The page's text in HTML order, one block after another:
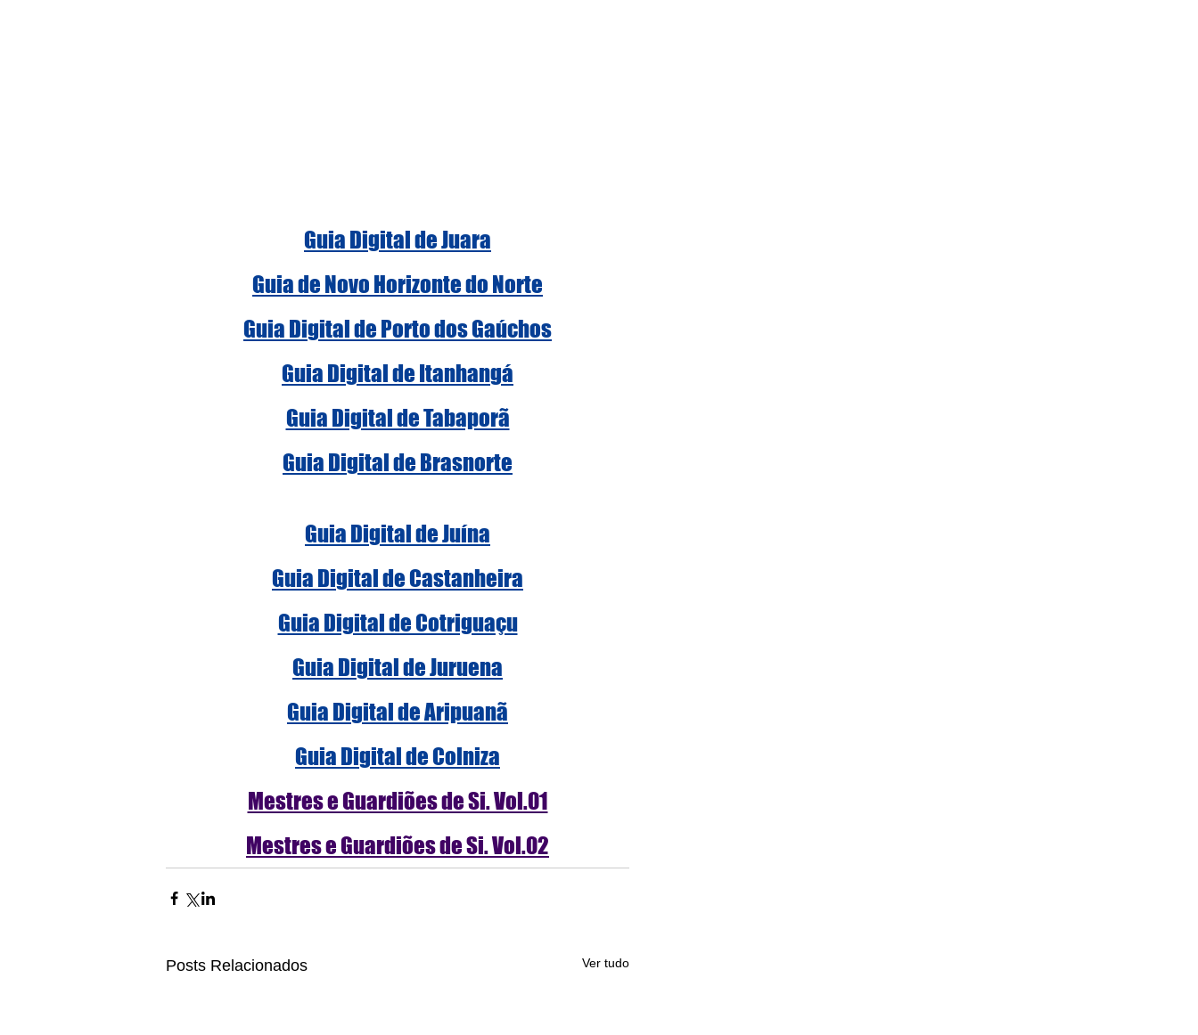
Guia Digital de Juara
Guia de Novo Horizonte do Norte
Guia Digital de Porto dos Gaúchos
Guia Digital de Itanhangá
Guia Digital de Tabaporã
Guia Digital de Brasnorte
Guia Digital de Juína
Guia Digital de Castanheira
Guia Digital de Cotriguaçu
Guia Digital de Juruena
Guia Digital de Aripuanã
Guia Digital de Colniza
Mestres e Guardiões de Si. Vol.01
Mestres e Guardiões de Si. Vol.02
Posts Relacionados Ver tudo